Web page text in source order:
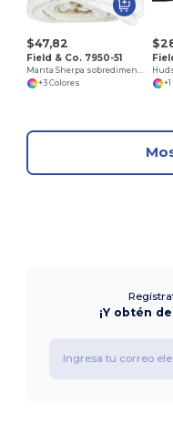
$47,82
Field & Co. 7950-51
+3 Colores
¡Y obtén